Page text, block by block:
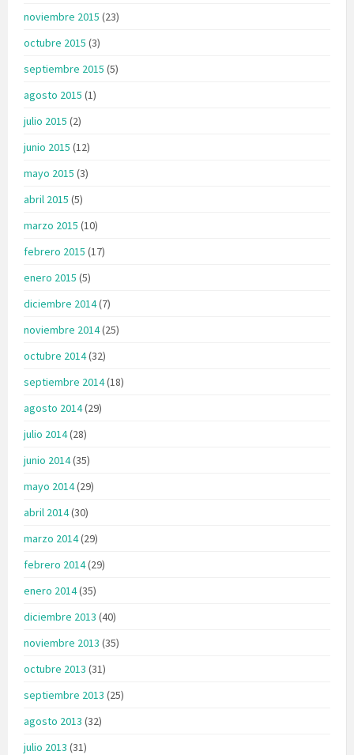
noviembre 2015 (23)
octubre 2015 (3)
septiembre 2015 (5)
agosto 2015 (1)
julio 2015 (2)
junio 2015 (12)
mayo 2015 (3)
abril 2015 (5)
marzo 2015 (10)
febrero 2015 (17)
enero 2015 (5)
diciembre 2014(7)
noviembre 2014(25)
octubre 2014(32)
septiembre 2014(18)
agosto 2014(29)
julio 2014(28)
junio 2014(35)
mayo 2014(29)
abril 2014(30)
marzo 2014(29)
febrero 2014(29)
enero 2014(35)
diciembre 2013 (40)
noviembre 2013 (35)
octubre 2013 (31)
septiembre 2013 (25)
agosto 2013 (32)
julio 2013 (31)